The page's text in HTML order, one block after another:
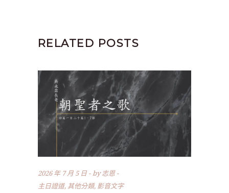
RELATED POSTS
2026 年 7 月 5 日 by志恩
主日證道, 其他分類, 影音文字